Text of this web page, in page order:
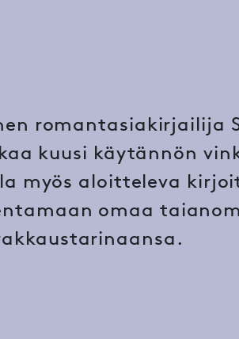
romantasiakirjailija
kuusi käytännön
myös aloitteleva
omaa